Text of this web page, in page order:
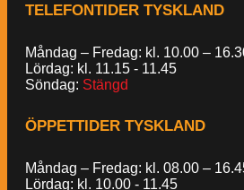
TELEFONTIDER TYSKLAND
Måndag – Fredag: kl. 10.00 –
Lördag: kl. 11.15 - 11.45
Söndag: Stängd
ÖPPETTIDER TYSKLAND
Måndag – Fredag: kl. 08.00 –
Lördag: kl. 10.00 - 11.45